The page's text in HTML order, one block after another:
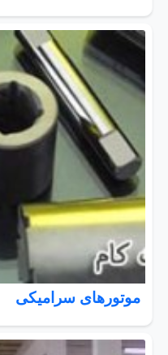
موتورهای سرامیکی